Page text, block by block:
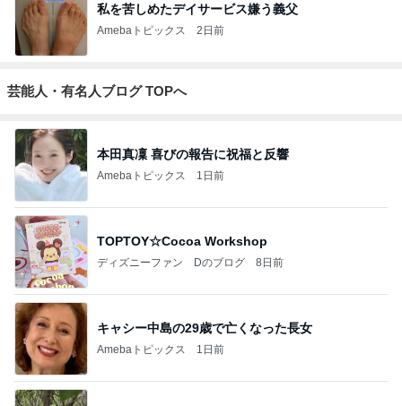
私を苦しめたデイサービス嫌う義父
Amebaトピックス 2日前
芸能人・有名人ブログ TOPへ
本田真凜 喜びの報告に祝福と反響
Amebaトピックス 1日前
TOPTOY☆Cocoa Workshop
ディズニーファン Dのブログ 8日前
キャシー中島の29歳で亡くなった長女
Amebaトピックス 1日前